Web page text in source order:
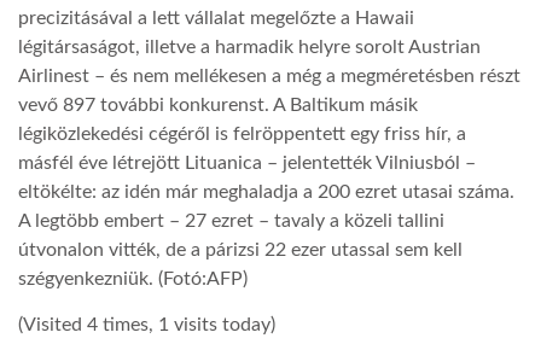
A NAP SZÉPE
LINKTR.EE
GLOBOZSARU
DOBRAVERO.HU
precizitásával a lett vállalat megelőzte a Hawaii
légitársaságot, illetve a harmadik helyre sorolt Austrian
Airlinest – és nem mellékesen a még a megméretésben részt
vevő 897 további konkurenst. A Baltikum másik
légiközlekedési cégéről is felröppentett egy friss hír, a
másfél éve létrejött Lituanica – jelentették Vilniusból –
eltökélte: az idén már meghaladja a 200 ezret utasai száma.
A legtöbb embert – 27 ezret – tavaly a közeli tallini
útvonalon vitték, de a párizsi 22 ezer utassal sem kell
szégyenkezniük. (Fotó:AFP)
(Visited 4 times, 1 visits today)